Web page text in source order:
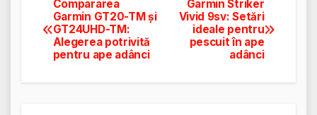
Navigare
în
articole
Garmin Striker
Vivid 9sv: Setări
ideale pentru
pescuit în ape
adânci
Compararea
Garmin GT20-TM și
GT24UHD-TM:
Alegerea potrivită
pentru ape adânci